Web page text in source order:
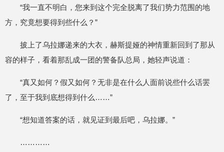
“我一直不明白，您来到这个完全脱离了我们势力范围的地
方，究竟想要得到些什么？”
披上了乌拉娜递来的大衣，赫斯提娅的神情重新回到了那从
容的样子，看着那乱成一团的警备队总局，她轻声说道：
“真又如何？假又如何？无非是在什么人面前说些什么话罢
了，至于我到底想得到什么……”
“想知道答案的话，就见证到最后吧，乌拉娜。”
…………